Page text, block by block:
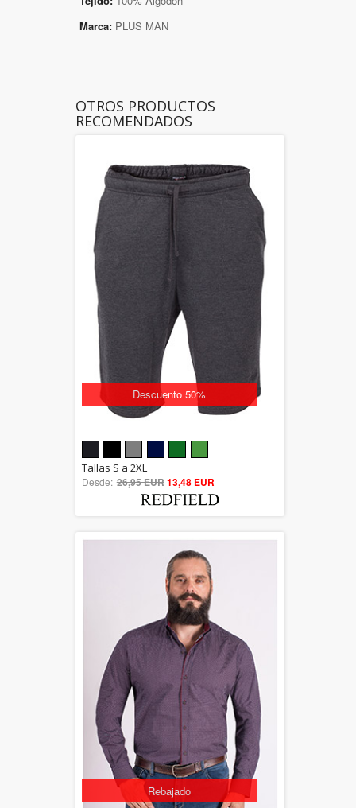
Marca: PLUS MAN
OTROS PRODUCTOS
RECOMENDADOS
Descuento 50%
out of 5
Tallas S a 2XL
Desde: 26,95 EUR13,48 EUR
Rebajado